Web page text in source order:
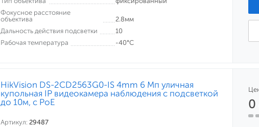
Фокусное расстояние
объектива
2.8мм
Дальность действия подсветки
10
Рабочая температура
-40°С
HikVision DS-2CD2563G0-IS 4mm 6 Мп уличная
купольная IP видеокамера наблюдения с подсветкой
до 10м, c PoE
Артикул: 29487